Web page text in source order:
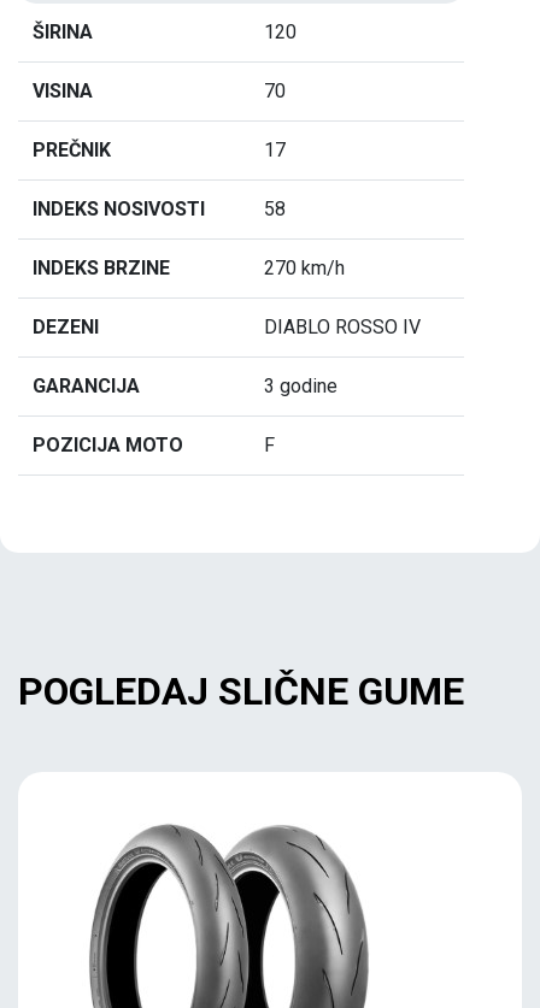
ŠIRINA 120
VISINA 70
PREČNIK 17
INDEKS NOSIVOSTI 58
INDEKS BRZINE 270 km/h
DEZENI DIABLO ROSSO IV
GARANCIJA 3 godine
POZICIJA MOTO F
POGLEDAJ SLIČNE GUME